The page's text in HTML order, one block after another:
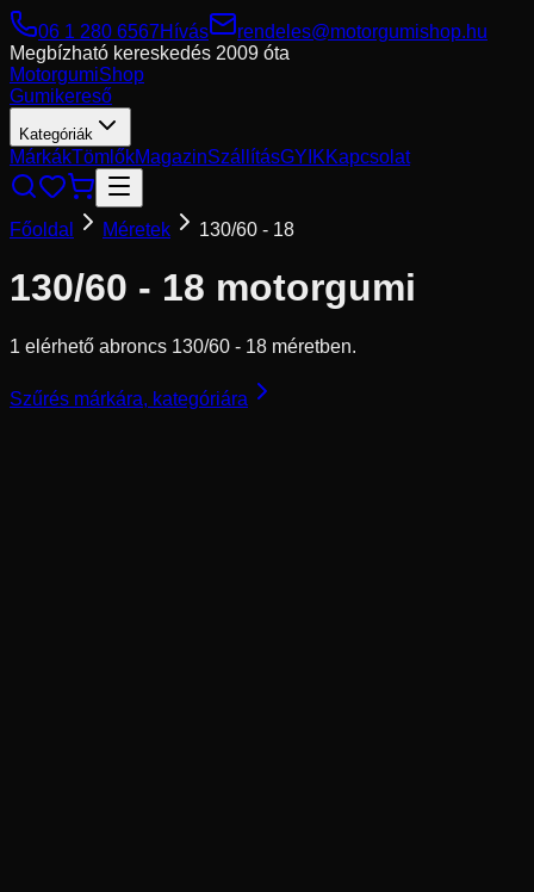
06 1 280 6567Hívás
rendeles@motorgumishop.hu
Megbízható kereskedés 2009 óta
MotorgumiShop
Gumikereső
Kategóriák
MárkákTömlőkMagazinSzállításGYIKKapcsolat
Főoldal Méretek 130/60 - 18
130/60 - 18 motorgumi
1 elérhető abroncs 130/60 - 18 méretben.
Szűrés márkára, kategóriára